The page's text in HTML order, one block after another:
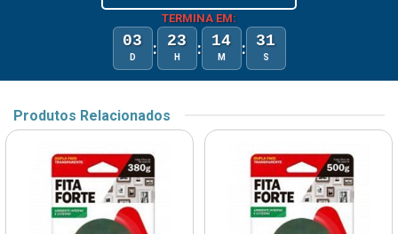
TERMINA EM:
03
D : 23
H : 14
M : 31
S
Produtos Relacionados